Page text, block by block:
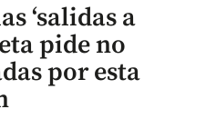
‘salidas a
pide no
por esta